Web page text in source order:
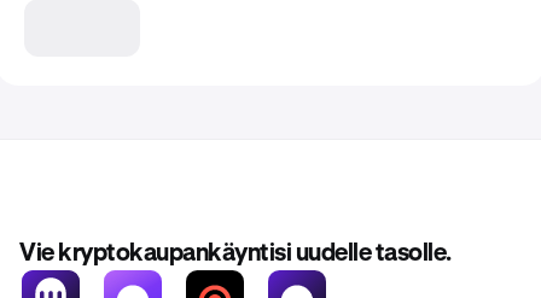
Vie kryptokaupankäyntisi uudelle tasolle.